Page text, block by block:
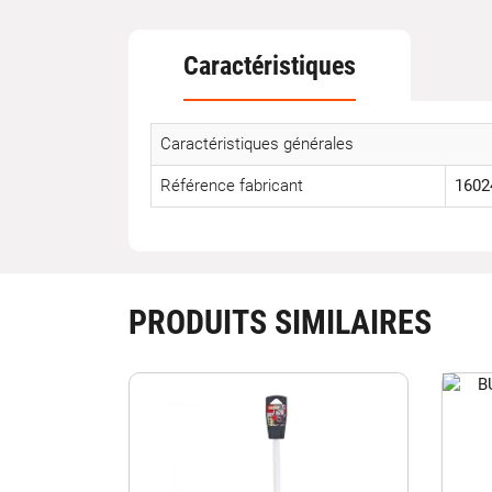
Caractéristiques
Caractéristiques générales
Référence fabricant
PRODUITS SIMILAIRES